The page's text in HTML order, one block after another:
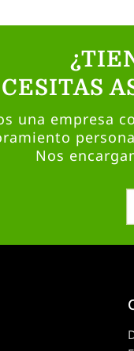
una empresa
Nos